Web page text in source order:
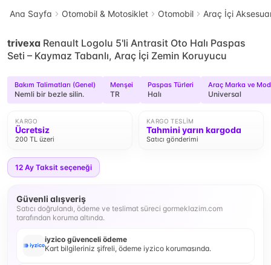
Ana Sayfa Otomobil & Motosiklet Otomobil Araç İçi
trivexa Renault Logolu 5'li Antrasit Oto Halı Paspas
Seti – Kaymaz Tabanlı, Araç İçi Zemin Koruyucu
Bakım Talimatları (Genel)
Nemli bir bezle silin.
Menşei
TR
Paspas Türleri
Halı
Araç Marka ve
Universal
KARGO
Ücretsiz
200 TL üzeri
KARGO TESLIM
Tahmini yarın kargoda
Satıcı gönderimi
12 Ay Taksit seçeneği
Güvenli alışveriş
Satıcı doğrulandı, ödeme ve teslimat süreci gormeklazim.com
tarafından koruma altında.
iyzico güvenceli ödeme
Kart bilgileriniz şifreli, ödeme iyzico korumasında.